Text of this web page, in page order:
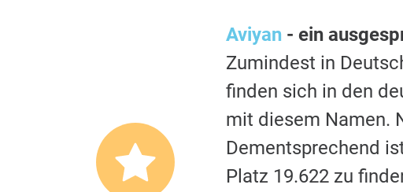
Aviyan - ein
Zumindest in
finden sich in den
mit diesem Namen.
Dementsprechend
Platz 19.622 zu